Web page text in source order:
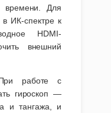
времени. Для
ИК-спектре к
HDMI-
внешний
работе с
гироскоп —
и тангажа, и